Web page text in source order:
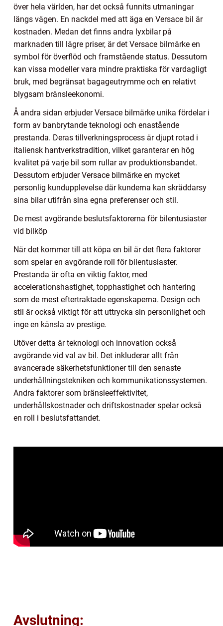
över hela världen, har det också funnits utmaningar
längs vägen. En nackdel med att äga en Versace bil är
kostnaden. Medan det finns andra lyxbilar på
marknaden till lägre priser, är det Versace bilmärke en
symbol för överflöd och framstående status. Dessutom
kan vissa modeller vara mindre praktiska för vardagligt
bruk, med begränsat bagageutrymme och en relativt
blygsam bränsleekonomi.
Å andra sidan erbjuder Versace bilmärke unika fördelar i
form av banbrytande teknologi och enastående
prestanda. Deras tillverkningsprocess är djupt rotad i
italiensk hantverkstradition, vilket garanterar en hög
kvalitet på varje bil som rullar av produktionsbandet.
Dessutom erbjuder Versace bilmärke en mycket
personlig kundupplevelse där kunderna kan skräddarsy
sina bilar utifrån sina egna preferenser och stil.
De mest avgörande beslutsfaktorerna för bilentusiaster
vid bilköp
När det kommer till att köpa en bil är det flera faktorer
som spelar en avgörande roll för bilentusiaster.
Prestanda är ofta en viktig faktor, med
accelerationshastighet, topphastighet och hantering
som de mest eftertraktade egenskaperna. Design och
stil är också viktigt för att uttrycka sin personlighet och
inge en känsla av prestige.
Utöver detta är teknologi och innovation också
avgörande vid val av bil. Det inkluderar allt från
avancerade säkerhetsfunktioner till den senaste
underhållningstekniken och kommunikationssystemen.
Andra faktorer som bränsleeffektivitet,
underhållskostnader och driftskostnader spelar också
en roll i beslutsfattandet.
Avslutning: